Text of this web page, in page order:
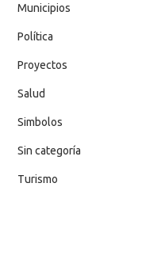
Municipios
Política
Proyectos
Salud
Simbolos
Sin categoría
Turismo